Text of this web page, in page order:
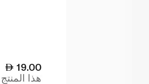
19.00
هذا